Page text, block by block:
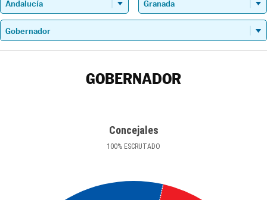
GOBERNADOR
Concejales
100% ESCRUTADO